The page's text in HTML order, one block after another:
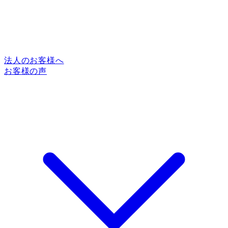
法人のお客様へ
お客様の声